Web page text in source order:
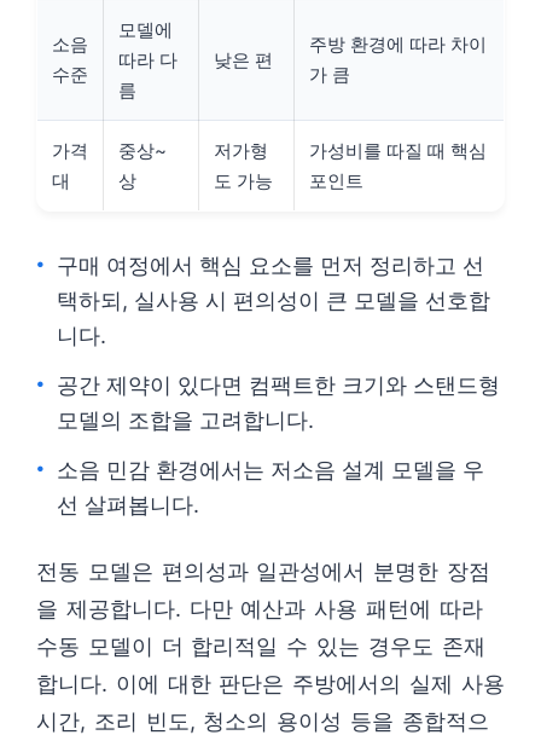
소음
수준
모델에
따라 다
름
낮은 편
주방 환경에 따라 차이
가 큼
가격
대
중상~
상
저가형
도 가능
가성비를 따질 때 핵심
포인트
구매 여정에서 핵심 요소를 먼저 정리하고 선
택하되, 실사용 시 편의성이 큰 모델을 선호합
니다.
공간 제약이 있다면 컴팩트한 크기와 스탠드형
모델의 조합을 고려합니다.
소음 민감 환경에서는 저소음 설계 모델을 우
선 살펴봅니다.
전동 모델은 편의성과 일관성에서 분명한 장점
을 제공합니다. 다만 예산과 사용 패턴에 따라
수동 모델이 더 합리적일 수 있는 경우도 존재
합니다. 이에 대한 판단은 주방에서의 실제 사용
시간, 조리 빈도, 청소의 용이성 등을 종합적으